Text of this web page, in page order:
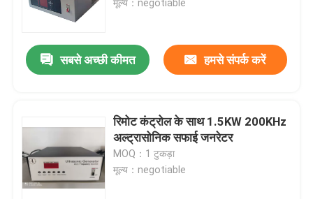
एक उद्धरण का अनुरोध करें
अल्ट्रासोनिक सफाई ट्रांसड्यूसर
बहु आवृत्ति अल्ट्रासोनिक ट्रांसड्यूसर
Piezoelectric अल्ट्रासोनिक Transducer
मूल्य：negotiable
सबसे अच्छी कीमत हमसे संपर्क करें
रिमोट कंट्रोल के साथ 1.5KW 200KHz
अल्ट्रासोनिक सफाई जनरेटर
MOQ：1 टुकड़ा
मूल्य：negotiable